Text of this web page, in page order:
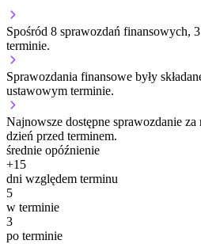
Spośród 8 sprawozdań finansowych,
terminie.
Sprawozdania finansowe były
ustawowym terminie.
Najnowsze dostępne sprawozdanie za
dzień przed terminem.
średnie opóźnienie
+15
dni względem terminu
5
w terminie
3
po terminie